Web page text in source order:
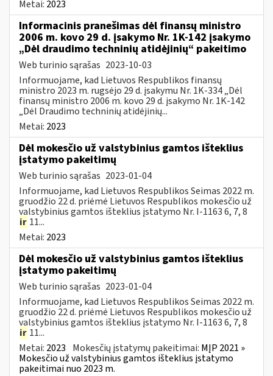
Metai: 2023
Informacinis pranešimas dėl finansų ministro
2006 m. kovo 29 d. įsakymo Nr. 1K-142 įsakymo
„Dėl draudimo techninių atidėjinių“ pakeitimo
Web turinio sąrašas 2023-10-03
Informuojame, kad Lietuvos Respublikos finansų
ministro 2023 m. rugsėjo 29 d. įsakymu Nr. 1K-334 „Dėl
finansų ministro 2006 m. kovo 29 d. įsakymo Nr. 1K-142
„Dėl Draudimo techninių atidėjinių...
Metai: 2023
Dėl mokesčio už valstybinius gamtos išteklius
įstatymo pakeitimų
Web turinio sąrašas 2023-01-04
Informuojame, kad Lietuvos Respublikos Seimas 2022 m.
gruodžio 22 d. priėmė Lietuvos Respublikos mokesčio už
valstybinius gamtos išteklius įstatymo Nr. I-1163 6, 7, 8
ir 11...
Metai: 2023
Dėl mokesčio už valstybinius gamtos išteklius
įstatymo pakeitimų
Web turinio sąrašas 2023-01-04
Informuojame, kad Lietuvos Respublikos Seimas 2022 m.
gruodžio 22 d. priėmė Lietuvos Respublikos mokesčio už
valstybinius gamtos išteklius įstatymo Nr. I-1163 6, 7, 8
ir 11...
Metai: 2023 Mokesčių įstatymų pakeitimai: MĮP 2021 »
Mokesčio už valstybinius gamtos išteklius įstatymo
pakeitimai nuo 2023 m.